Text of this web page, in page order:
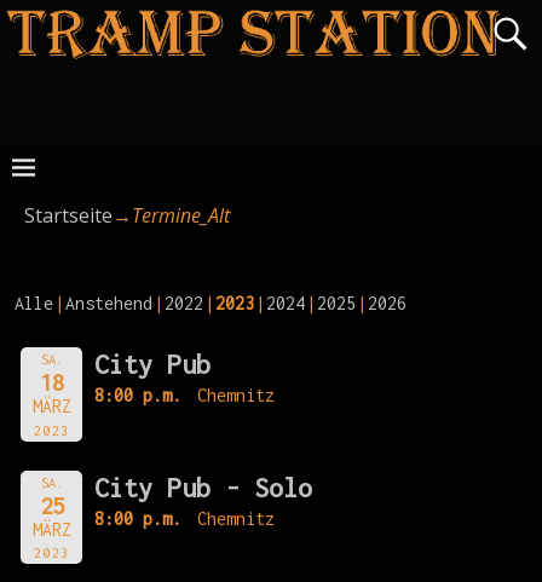
Startseite→Termine_Alt
Alle Anstehend 2022 2023 2024 2025 2026
SA.
18
MÄRZ
2023
City Pub
8:00 p.m. Chemnitz
SA.
25
MÄRZ
2023
City Pub - Solo
8:00 p.m. Chemnitz